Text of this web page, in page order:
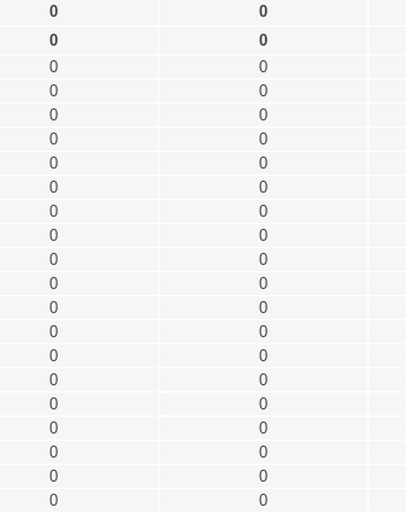
0 0
0 0
0 0
0 0
0 0
0 0
0 0
0 0
0 0
0 0
0 0
0 0
0 0
0 0
0 0
0 0
0 0
0 0
0 0
0 0
0 0